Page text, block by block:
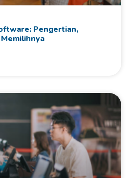
Pengertian,